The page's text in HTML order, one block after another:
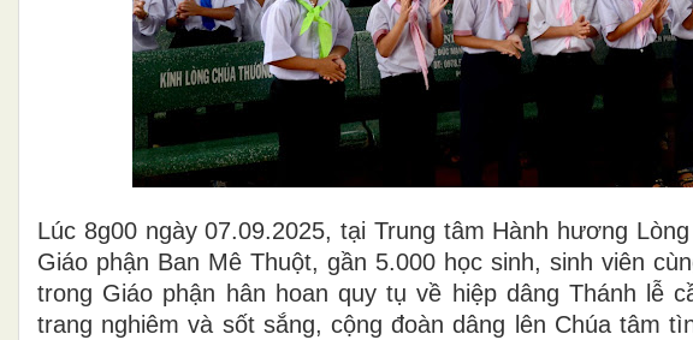
Lúc 8g00 ngày 07.09.2025, tại Trung tâm Hành hương
Giáo phận Ban Mê Thuột, gần 5.000 học sinh, sinh viên
trong Giáo phận hân hoan quy tụ về hiệp dâng Thánh lễ
trang nghiêm và sốt sắng, cộng đoàn dâng lên Chúa tâm